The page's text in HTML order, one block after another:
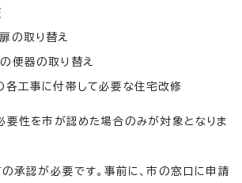
の取り替え
便器の取り替え
各工事に付帯して必要な住宅改修
性を市が認めた場合のみが対象となりま
承認が必要です。事前に、市の窓口に申請